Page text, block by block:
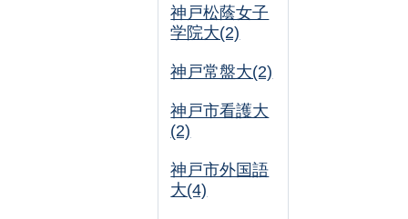
神戸松蔭女子
学院大(2)
神戸常盤大(2)
神戸市看護大
(2)
神戸市外国語
大(4)